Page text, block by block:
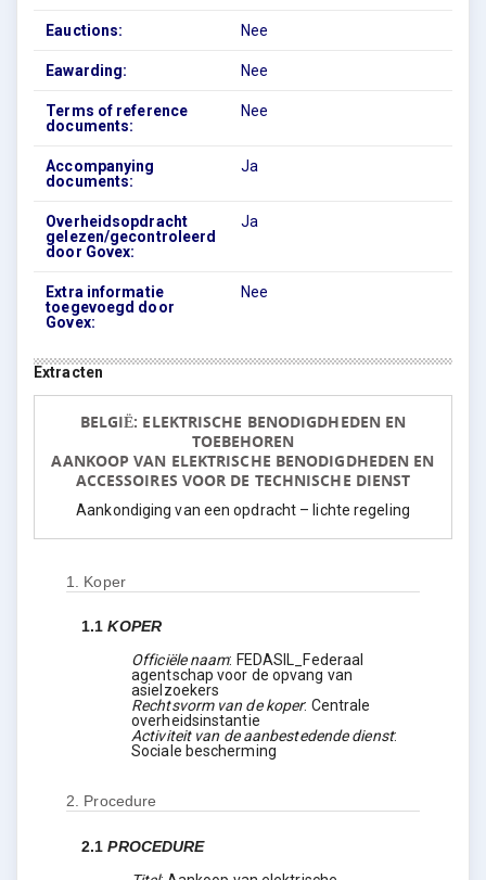
Eauctions: Nee
Eawarding: Nee
Terms of reference
documents:
Nee
Accompanying
documents:
Ja
Overheidsopdracht
gelezen/gecontroleerd
door Govex:
Ja
Extra informatie
toegevoegd door
Govex:
Nee
Extracten
BELGIË: ELEKTRISCHE BENODIGDHEDEN EN
TOEBEHOREN
AANKOOP VAN ELEKTRISCHE BENODIGDHEDEN EN
ACCESSOIRES VOOR DE TECHNISCHE DIENST
Aankondiging van een opdracht – lichte regeling
1. Koper
1.1KOPER
Officiële naam: FEDASIL_Federaal
agentschap voor de opvang van
asielzoekers
Rechtsvorm van de koper: Centrale
overheidsinstantie
Activiteit van de aanbestedende dienst:
Sociale bescherming
2. Procedure
2.1PROCEDURE